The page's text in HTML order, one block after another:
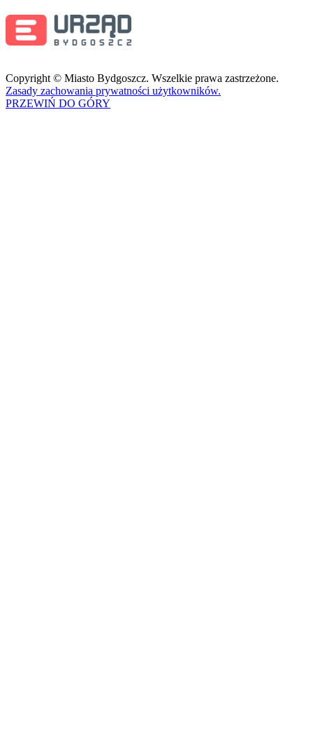
Copyright © Miasto Bydgoszcz. Wszelkie prawa zastrzeżone.
Zasady zachowania prywatności użytkowników.
PRZEWIŃ DO GÓRY